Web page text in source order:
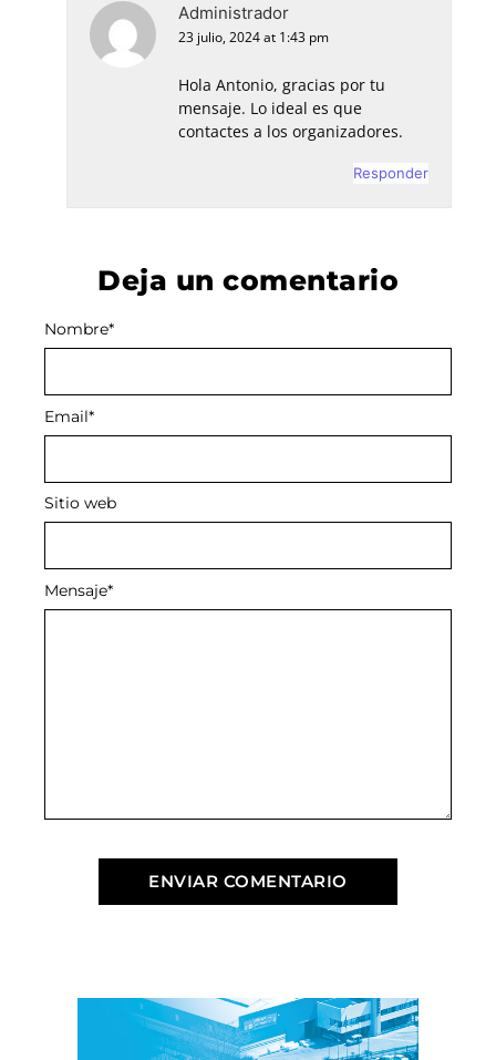
Administrador
23 julio, 2024 at 1:43 pm
Hola Antonio, gracias por tu
mensaje. Lo ideal es que
contactes a los organizadores.
Responder
Deja un comentario
Mensaje*
Nombre*
Email*
Sitio web
Alternative: